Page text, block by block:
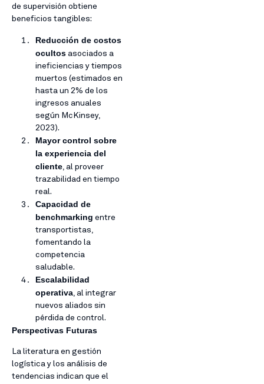
de supervisión obtiene
beneficios tangibles:
Reducción de costos
ocultos asociados a
ineficiencias y tiempos
muertos (estimados en
hasta un 2% de los
ingresos anuales
según McKinsey,
2023).
Mayor control sobre
la experiencia del
cliente, al proveer
trazabilidad en tiempo
real.
Capacidad de
benchmarking entre
transportistas,
fomentando la
competencia
saludable.
Escalabilidad
operativa, al integrar
nuevos aliados sin
pérdida de control.
Perspectivas Futuras
La literatura en gestión
logística y los análisis de
tendencias indican que el